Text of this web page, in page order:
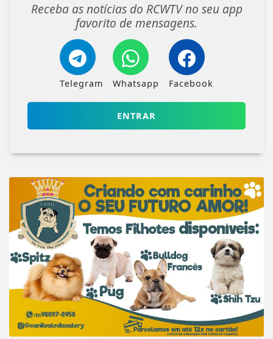
Receba as notícias do RCWTV no seu app
favorito de mensagens.
Telegram Whatsapp Facebook
ENTRAR